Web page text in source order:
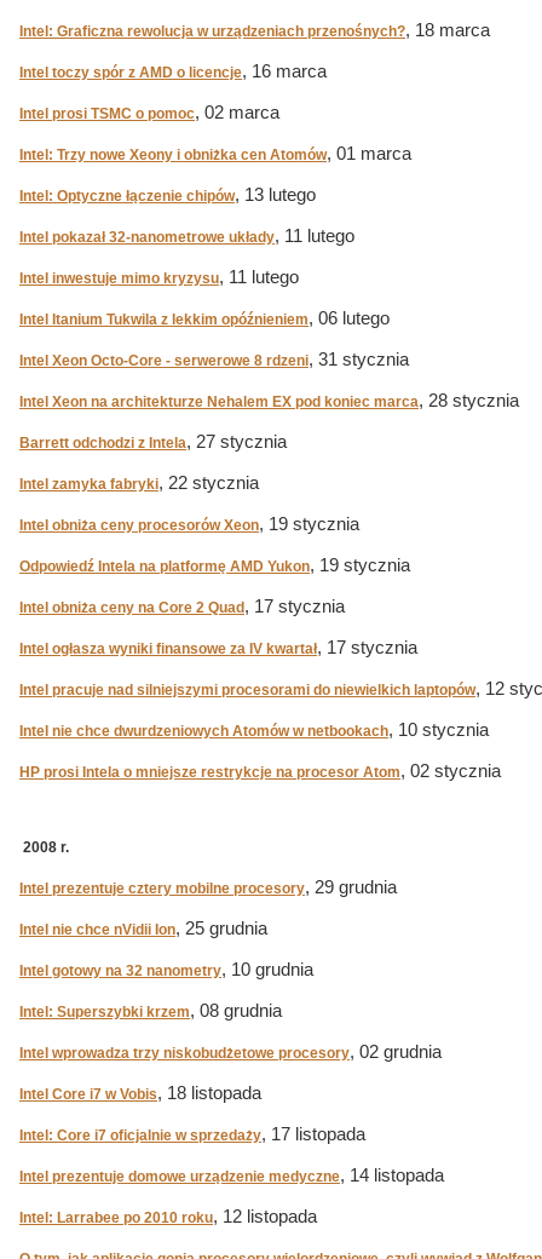
Intel: Graficzna rewolucja w urządzeniach przenośnych?, 18 marca
Intel toczy spór z AMD o licencje, 16 marca
Intel prosi TSMC o pomoc, 02 marca
Intel: Trzy nowe Xeony i obniżka cen Atomów, 01 marca
Intel: Optyczne łączenie chipów, 13 lutego
Intel pokazał 32-nanometrowe układy, 11 lutego
Intel inwestuje mimo kryzysu, 11 lutego
Intel Itanium Tukwila z lekkim opóźnieniem, 06 lutego
Intel Xeon Octo-Core - serwerowe 8 rdzeni, 31 stycznia
Intel Xeon na architekturze Nehalem EX pod koniec marca, 28 stycznia
Barrett odchodzi z Intela, 27 stycznia
Intel zamyka fabryki, 22 stycznia
Intel obniża ceny procesorów Xeon, 19 stycznia
Odpowiedź Intela na platformę AMD Yukon, 19 stycznia
Intel obniża ceny na Core 2 Quad , 17 stycznia
Intel ogłasza wyniki finansowe za IV kwartał, 17 stycznia
Intel pracuje nad silniejszymi procesorami do niewielkich laptopów, 12
Intel nie chce dwurdzeniowych Atomów w netbookach, 10 stycznia
HP prosi Intela o mniejsze restrykcje na procesor Atom, 02 stycznia
2008 r.
Intel prezentuje cztery mobilne procesory, 29 grudnia
Intel nie chce nVidii Ion, 25 grudnia
Intel gotowy na 32 nanometry, 10 grudnia
Intel: Superszybki krzem, 08 grudnia
Intel wprowadza trzy niskobudżetowe procesory, 02 grudnia
Intel Core i7 w Vobis, 18 listopada
Intel: Core i7 oficjalnie w sprzedaży, 17 listopada
Intel prezentuje domowe urządzenie medyczne, 14 listopada
Intel: Larrabee po 2010 roku, 12 listopada